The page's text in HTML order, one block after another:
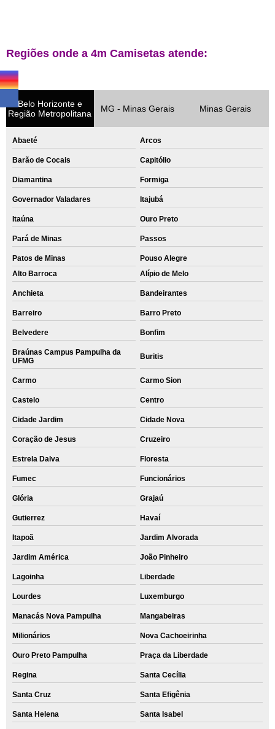
Regiões onde a 4m Camisetas atende:
Belo Horizonte e
Região Metropolitana
MG - Minas Gerais Minas Gerais
Abaeté Arcos
Barão de Cocais Capitólio
Diamantina Formiga
Governador Valadares Itajubá
Itaúna Ouro Preto
Pará de Minas Passos
Patos de Minas
Pouso Alegre
Alto Barroca
Alípio de Melo
Anchieta Bandeirantes
Barreiro Barro Preto
Belvedere Bonfim
Braúnas Campus Pampulha da
UFMG
Buritis
Carmo Carmo Sion
Castelo Centro
Cidade Jardim Cidade Nova
Coração de Jesus Cruzeiro
Estrela Dalva Floresta
Fumec Funcionários
Glória Grajaú
Gutierrez Havaí
Itapoã Jardim Alvorada
Jardim América João Pinheiro
Lagoinha Liberdade
Lourdes Luxemburgo
Manacás Nova Pampulha Mangabeiras
Milionários Nova Cachoeirinha
Ouro Preto Pampulha Praça da Liberdade
Regina Santa Cecília
Santa Cruz Santa Efigênia
Santa Helena Santa Isabel